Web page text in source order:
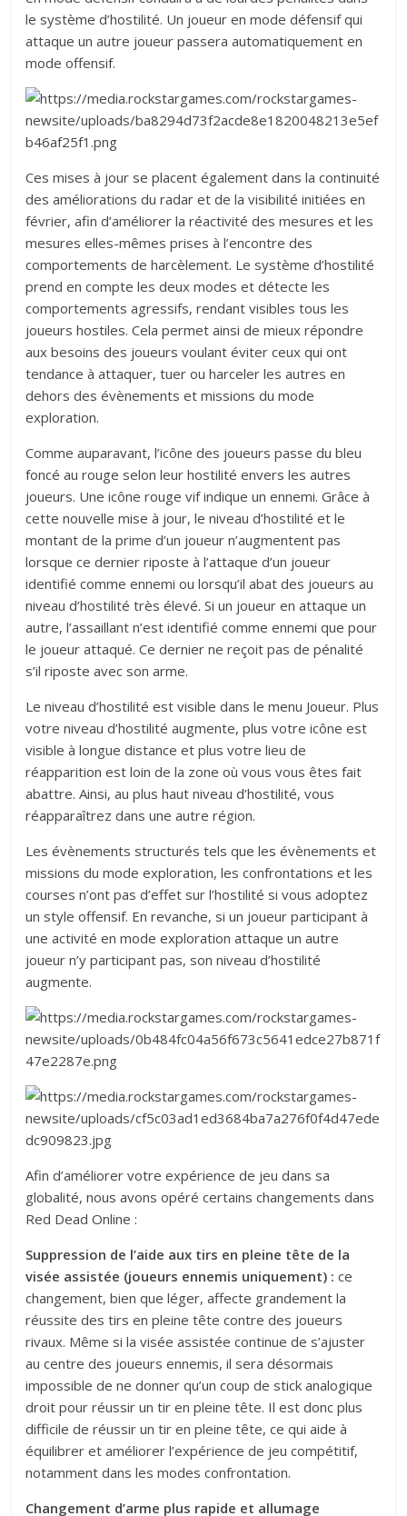
le système d’hostilité. Un joueur en mode défensif qui
attaque un autre joueur passera automatiquement en
mode offensif.
Ces mises à jour se placent également dans la continuité
des améliorations du radar et de la visibilité initiées en
février, afin d’améliorer la réactivité des mesures et les
mesures elles-mêmes prises à l’encontre des
comportements de harcèlement. Le système d’hostilité
prend en compte les deux modes et détecte les
comportements agressifs, rendant visibles tous les
joueurs hostiles. Cela permet ainsi de mieux répondre
aux besoins des joueurs voulant éviter ceux qui ont
tendance à attaquer, tuer ou harceler les autres en
dehors des évènements et missions du mode
exploration.
Comme auparavant, l’icône des joueurs passe du bleu
foncé au rouge selon leur hostilité envers les autres
joueurs. Une icône rouge vif indique un ennemi. Grâce à
cette nouvelle mise à jour, le niveau d’hostilité et le
montant de la prime d’un joueur n’augmentent pas
lorsque ce dernier riposte à l’attaque d’un joueur
identifié comme ennemi ou lorsqu’il abat des joueurs au
niveau d’hostilité très élevé. Si un joueur en attaque un
autre, l’assaillant n’est identifié comme ennemi que pour
le joueur attaqué. Ce dernier ne reçoit pas de pénalité
s’il riposte avec son arme.
Le niveau d’hostilité est visible dans le menu Joueur. Plus
votre niveau d’hostilité augmente, plus votre icône est
visible à longue distance et plus votre lieu de
réapparition est loin de la zone où vous vous êtes fait
abattre. Ainsi, au plus haut niveau d’hostilité, vous
réapparaîtrez dans une autre région.
Les évènements structurés tels que les évènements et
missions du mode exploration, les confrontations et les
courses n’ont pas d’effet sur l’hostilité si vous adoptez
un style offensif. En revanche, si un joueur participant à
une activité en mode exploration attaque un autre
joueur n’y participant pas, son niveau d’hostilité
augmente.
Afin d’améliorer votre expérience de jeu dans sa
globalité, nous avons opéré certains changements dans
Red Dead Online :
Suppression de l’aide aux tirs en pleine tête de la
visée assistée (joueurs ennemis uniquement) : ce
changement, bien que léger, affecte grandement la
réussite des tirs en pleine tête contre des joueurs
rivaux. Même si la visée assistée continue de s’ajuster
au centre des joueurs ennemis, il sera désormais
impossible de ne donner qu’un coup de stick analogique
droit pour réussir un tir en pleine tête. Il est donc plus
difficile de réussir un tir en pleine tête, ce qui aide à
équilibrer et améliorer l’expérience de jeu compétitif,
notamment dans les modes confrontation.
Changement d’arme plus rapide et allumage